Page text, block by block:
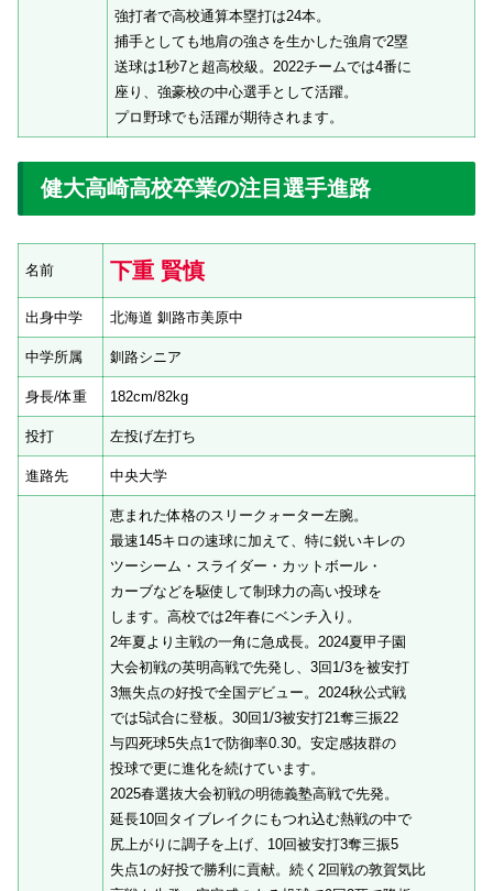
強打者で高校通算本塁打は24本。
捕手としても地肩の強さを生かした強肩で2塁
送球は1秒7と超高校級。2022チームでは4番に
座り、強豪校の中心選手として活躍。
プロ野球でも活躍が期待されます。
健大高崎高校卒業の注目選手進路
名前 下重 賢慎
出身中学 北海道 釧路市美原中
中学所属 釧路シニア
身長/体重 182cm/82kg
投打 左投げ左打ち
進路先 中央大学
恵まれた体格のスリークォーター左腕。
最速145キロの速球に加えて、特に鋭いキレの
ツーシーム・スライダー・カットボール・
カーブなどを駆使して制球力の高い投球を
します。高校では2年春にベンチ入り。
2年夏より主戦の一角に急成長。2024夏甲子園
大会初戦の英明高戦で先発し、3回1/3を被安打
3無失点の好投で全国デビュー。2024秋公式戦
では5試合に登板。30回1/3被安打21奪三振22
与四死球5失点1で防御率0.30。安定感抜群の
投球で更に進化を続けています。
2025春選抜大会初戦の明徳義塾高戦で先発。
延長10回タイブレイクにもつれ込む熱戦の中で
尻上がりに調子を上げ、10回被安打3奪三振5
失点1の好投で勝利に貢献。続く2回戦の敦賀気比